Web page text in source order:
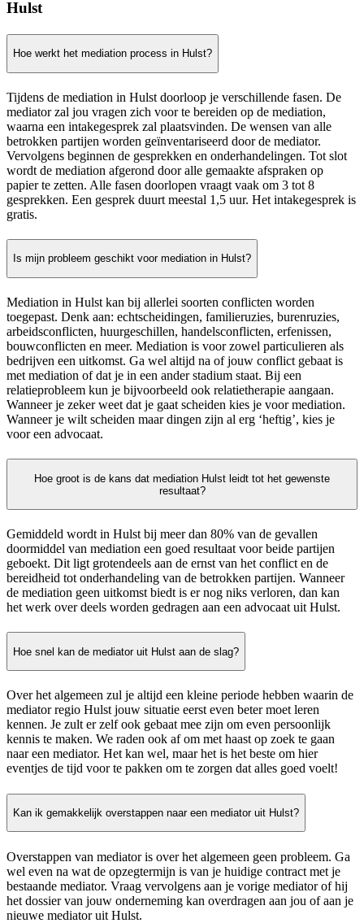
Hulst
Hoe werkt het mediation process in Hulst?
Tijdens de mediation in Hulst doorloop je verschillende fasen. De
mediator zal jou vragen zich voor te bereiden op de mediation,
waarna een intakegesprek zal plaatsvinden. De wensen van alle
betrokken partijen worden geïnventariseerd door de mediator.
Vervolgens beginnen de gesprekken en onderhandelingen. Tot slot
wordt de mediation afgerond door alle gemaakte afspraken op
papier te zetten. Alle fasen doorlopen vraagt vaak om 3 tot 8
gesprekken. Een gesprek duurt meestal 1,5 uur. Het intakegesprek is
gratis.
Is mijn probleem geschikt voor mediation in Hulst?
Mediation in Hulst kan bij allerlei soorten conflicten worden
toegepast. Denk aan: echtscheidingen, familieruzies, burenruzies,
arbeidsconflicten, huurgeschillen, handelsconflicten, erfenissen,
bouwconflicten en meer. Mediation is voor zowel particulieren als
bedrijven een uitkomst. Ga wel altijd na of jouw conflict gebaat is
met mediation of dat je in een ander stadium staat. Bij een
relatieprobleem kun je bijvoorbeeld ook relatietherapie aangaan.
Wanneer je zeker weet dat je gaat scheiden kies je voor mediation.
Wanneer je wilt scheiden maar dingen zijn al erg ‘heftig’, kies je
voor een advocaat.
Hoe groot is de kans dat mediation Hulst leidt tot het gewenste
resultaat?
Gemiddeld wordt in Hulst bij meer dan 80% van de gevallen
doormiddel van mediation een goed resultaat voor beide partijen
geboekt. Dit ligt grotendeels aan de ernst van het conflict en de
bereidheid tot onderhandeling van de betrokken partijen. Wanneer
de mediation geen uitkomst biedt is er nog niks verloren, dan kan
het werk over deels worden gedragen aan een advocaat uit Hulst.
Hoe snel kan de mediator uit Hulst aan de slag?
Over het algemeen zul je altijd een kleine periode hebben waarin de
mediator regio Hulst jouw situatie eerst even beter moet leren
kennen. Je zult er zelf ook gebaat mee zijn om even persoonlijk
kennis te maken. We raden ook af om met haast op zoek te gaan
naar een mediator. Het kan wel, maar het is het beste om hier
eventjes de tijd voor te pakken om te zorgen dat alles goed voelt!
Kan ik gemakkelijk overstappen naar een mediator uit Hulst?
Overstappen van mediator is over het algemeen geen probleem. Ga
wel even na wat de opzegtermijn is van je huidige contract met je
bestaande mediator. Vraag vervolgens aan je vorige mediator of hij
het dossier van jouw onderneming kan overdragen aan jou of aan je
nieuwe mediator uit Hulst.